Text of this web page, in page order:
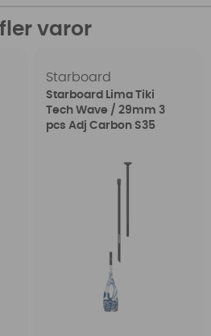
fler varor
Starboard
Starboard Lima Tiki
Tech Wave / 29mm 3
pcs Adj Carbon S35